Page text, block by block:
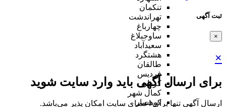
ثبت آگهی
×
×
برای ارسال آگهی باید وارد سایت شوید
ارسال آگهی تنها برای اعضای سایت امکان پذیر می‌باشد.
تنکمان
تهراندشت
چهارباغ
ساوجبلاغ
سعیدآباد
هشتگرد
طالقان
فردیس
کردان
کمال شهر
کوهسار